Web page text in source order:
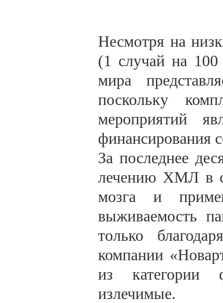
Несмотря на
(1 случай на
мира
поскольку
мероприятий
финансирования
За последнее
лечению ХМЛ в
мозга и
выживаемость
только
компании
из категории
излечимые.